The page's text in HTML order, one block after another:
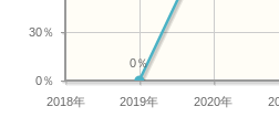
2018年 2019年 2020年
0％
30％
0％